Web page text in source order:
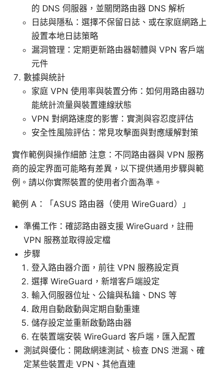
的 DNS 伺服器，並關閉路由器 DNS 解析
日誌與隱私：選擇不保留日誌、或在家庭網路上
設置本地日誌策略
漏洞管理：定期更新路由器韌體與 VPN 客戶端
元件
數據與統計
家庭 VPN 使用率與裝置分佈：如何用路由器功
能統計流量與裝置連線狀態
VPN 對網路速度的影響：實測與容忍度評估
安全性風險評估：常見攻擊面與對應緩解對策
實作範例與操作細節 注意：不同路由器與 VPN 服務
商的設定界面可能略有差異，以下提供通用步驟與範
例。請以你實際裝置的使用者介面為準。
範例 A：「ASUS 路由器（使用 WireGuard）」
準備工作：確認路由器支援 WireGuard，註冊
VPN 服務並取得設定檔
步驟
登入路由器介面，前往 VPN 服務設定頁
選擇 WireGuard，新增客戶端設定
輸入伺服器位址、公鑰與私鑰、DNS 等
啟用自動啟動與定期自動重連
儲存設定並重新啟動路由器
在裝置端安裝 WireGuard 客戶端，匯入配置
測試與優化：開啟網速測試、檢查 DNS 泄漏、確
定某些裝置走 VPN、其他直連